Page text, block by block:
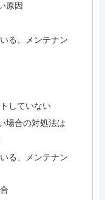
原因
る、メンテナン
していない
場合の対処法は
る、メンテナン